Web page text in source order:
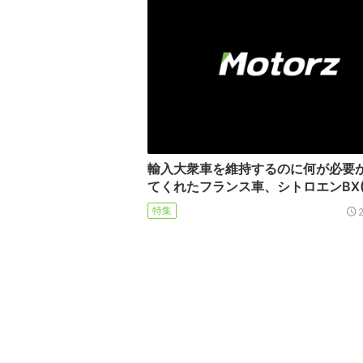
輸入大衆車を維持するのに何が必要
てくれたフランス車、シトロエン
特集